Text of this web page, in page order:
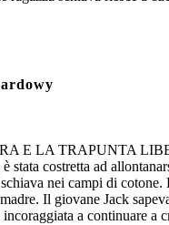
E LA TRAPUNTA
stata costretta ad
nei campi di cotone.
Il giovane Jack
incoraggiata a continuare a